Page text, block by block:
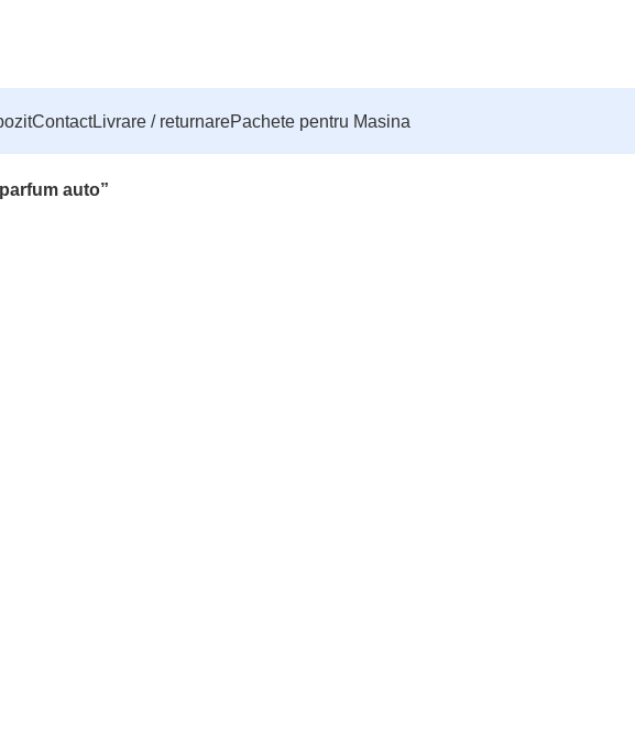
ContactLivrare / returnarePachete pentru Masina
auto”